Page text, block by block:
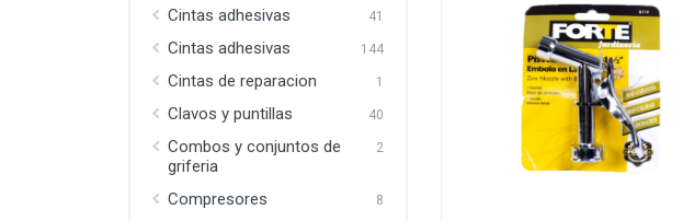
Cintas adhesivas 41
Cintas adhesivas 144
Cintas de reparacion 1
Clavos y puntillas 40
Combos y conjuntos de
griferia
2
Compresores 8